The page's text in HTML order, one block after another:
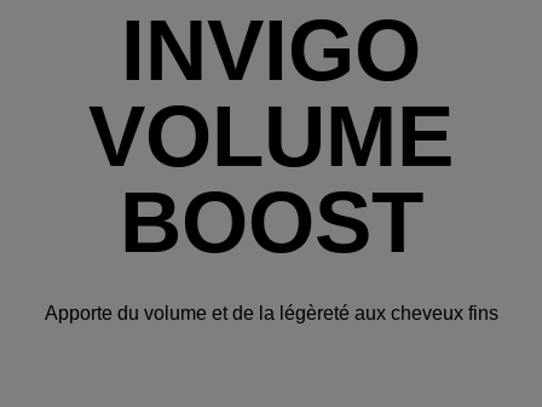
INVIGO
VOLUME
BOOST
Apporte du volume et de la légèreté aux cheveux fins